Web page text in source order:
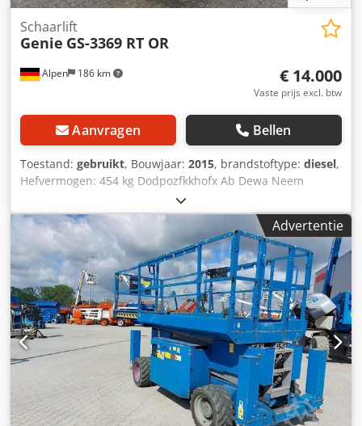
Alpen 186 km
Schaarlift
Genie GS-3369 RT OR
€ 14.000
Vaste prijs excl. btw
Aanvragen Bellen
Toestand: gebruikt, Bouwjaar: 2015, brandstoftype: diesel,
Hefvermogen: 454 kg Dodpozfkkhofx Ab Dewa Neem
contact op met het Center voor Gebruikte Apparatuur voor
meer informatie.
Advertentie